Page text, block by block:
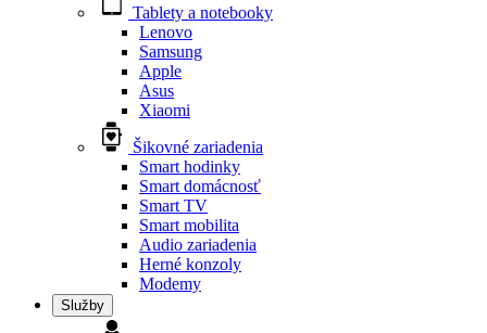
Tablety a notebooky
Lenovo
Samsung
Apple
Asus
Xiaomi
Šikovné zariadenia
Smart hodinky
Smart domácnosť
Smart TV
Smart mobilita
Audio zariadenia
Herné konzoly
Modemy
Služby